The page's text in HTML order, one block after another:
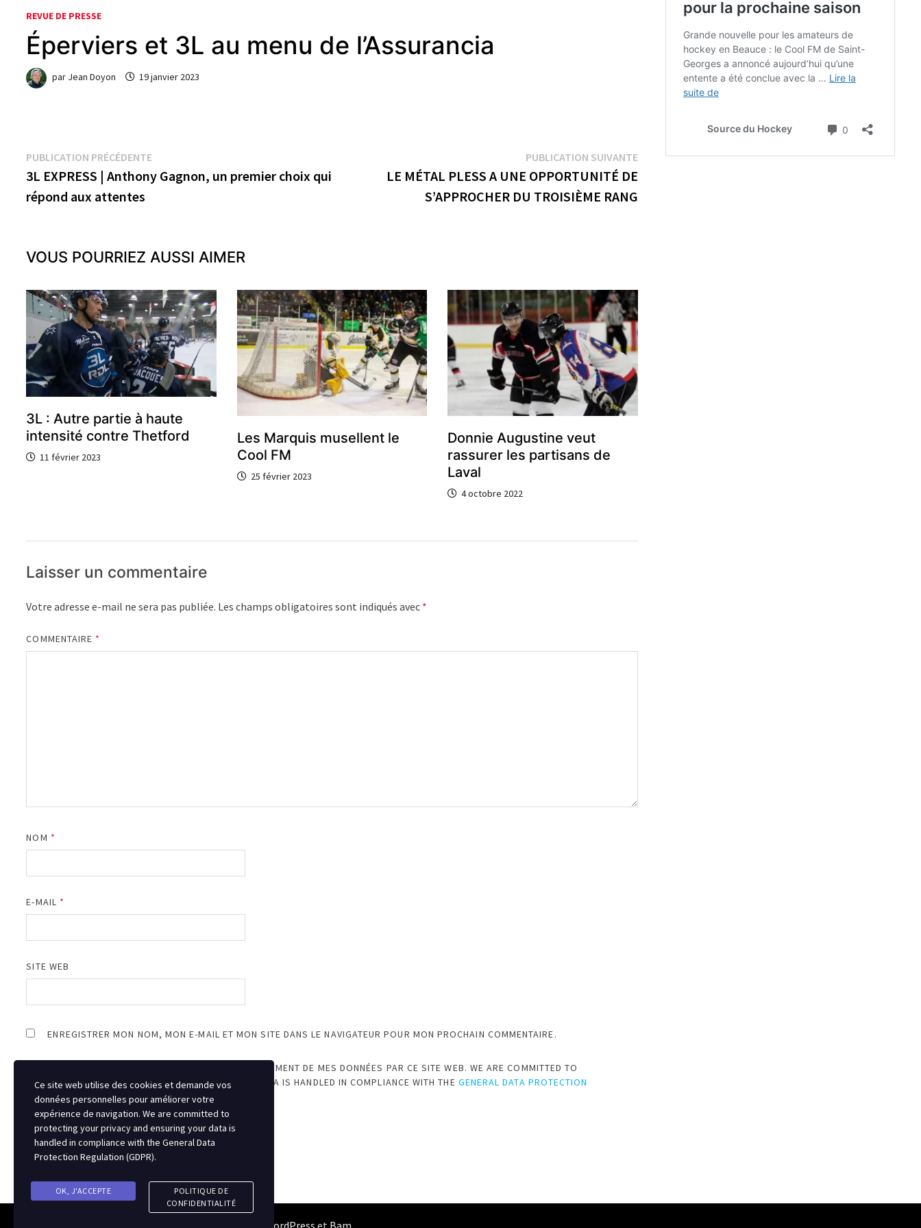
REVUE DE PRESSE
Éperviers et 3L au menu de l’Assurancia
par Jean Doyon 19 janvier 2023
Navigation
de
l’article
PUBLICATION PRÉCÉDENTEPublication
précédente :
3L EXPRESS | Anthony Gagnon, un premier choix qui
répond aux attentes
PUBLICATION SUIVANTEPublication
suivante :
LE MÉTAL PLESS A UNE OPPORTUNITÉ DE
S’APPROCHER DU TROISIÈME RANG
VOUS POURRIEZ AUSSI AIMER
3L : Autre partie à haute
intensité contre Thetford
11 février 2023
Les Marquis musellent le
Cool FM
25 février 2023
Donnie Augustine veut
rassurer les partisans de
Laval
4 octobre 2022
Laisser un commentaire
Votre adresse e-mail ne sera pas publiée. Les champs obligatoires sont indiqués avec *
COMMENTAIRE *
NOM *
E-MAIL *
SITE WEB
ENREGISTRER MON NOM, MON E-MAIL ET MON SITE DANS LE NAVIGATEUR POUR MON PROCHAIN COMMENTAIRE.
JE SUIS D’ACCORD AVEC LE STOCKAGE ET LE TRAITEMENT DE MES DONNÉES PAR CE SITE WEB. WE ARE COMMITTED TO
PROTECTING YOUR PRIVACY AND ENSURING YOUR DATA IS HANDLED IN COMPLIANCE WITH THE GENERAL DATA PROTECTION
REGULATION (GDPR).*
WordPress et Bam
Ce site web utilise des cookies et demande vos
données personnelles pour améliorer votre
expérience de navigation. We are committed to
protecting your privacy and ensuring your data is
handled in compliance with the General Data
Protection Regulation (GDPR).
OK, J'ACCEPTE
POLITIQUE DE
CONFIDENTIALITÉ